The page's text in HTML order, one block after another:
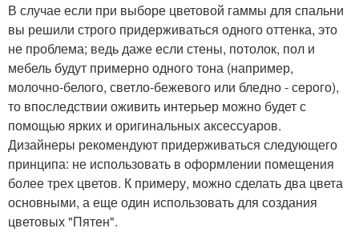
В случае если при выборе цветовой гаммы для спальни
вы решили строго придерживаться одного оттенка, это
не проблема; ведь даже если стены, потолок, пол и
мебель будут примерно одного тона (например,
молочно-белого, светло-бежевого или бледно - серого),
то впоследствии оживить интерьер можно будет с
помощью ярких и оригинальных аксессуаров.
Дизайнеры рекомендуют придерживаться следующего
принципа: не использовать в оформлении помещения
более трех цветов. К примеру, можно сделать два цвета
основными, а еще один использовать для создания
цветовых "Пятен".